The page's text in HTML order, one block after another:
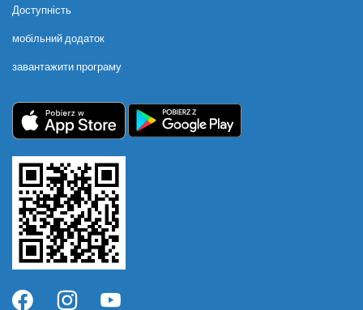
Доступність
мобільний додаток
завантажити програму